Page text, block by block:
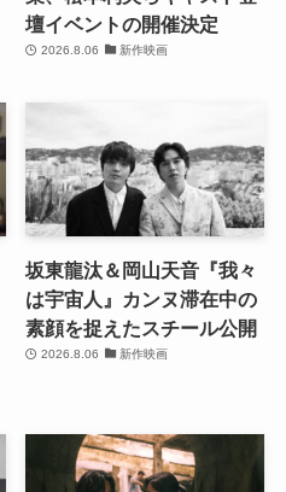
壇イベントの開催決定
2026.8.06 新作映画
坂東龍汰＆岡山天音『我々
は宇宙人』カンヌ滞在中の
素顔を捉えたスチール公開
2026.8.06 新作映画